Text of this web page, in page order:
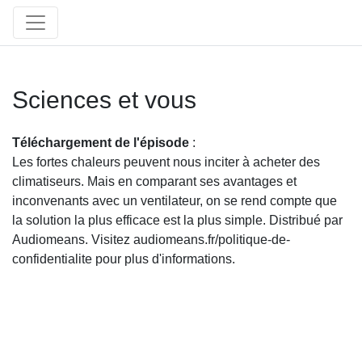
Sciences et vous
Téléchargement de l'épisode :
Les fortes chaleurs peuvent nous inciter à acheter des
climatiseurs. Mais en comparant ses avantages et
inconvenants avec un ventilateur, on se rend compte que
la solution la plus efficace est la plus simple. Distribué par
Audiomeans. Visitez audiomeans.fr/politique-de-
confidentialite pour plus d'informations.